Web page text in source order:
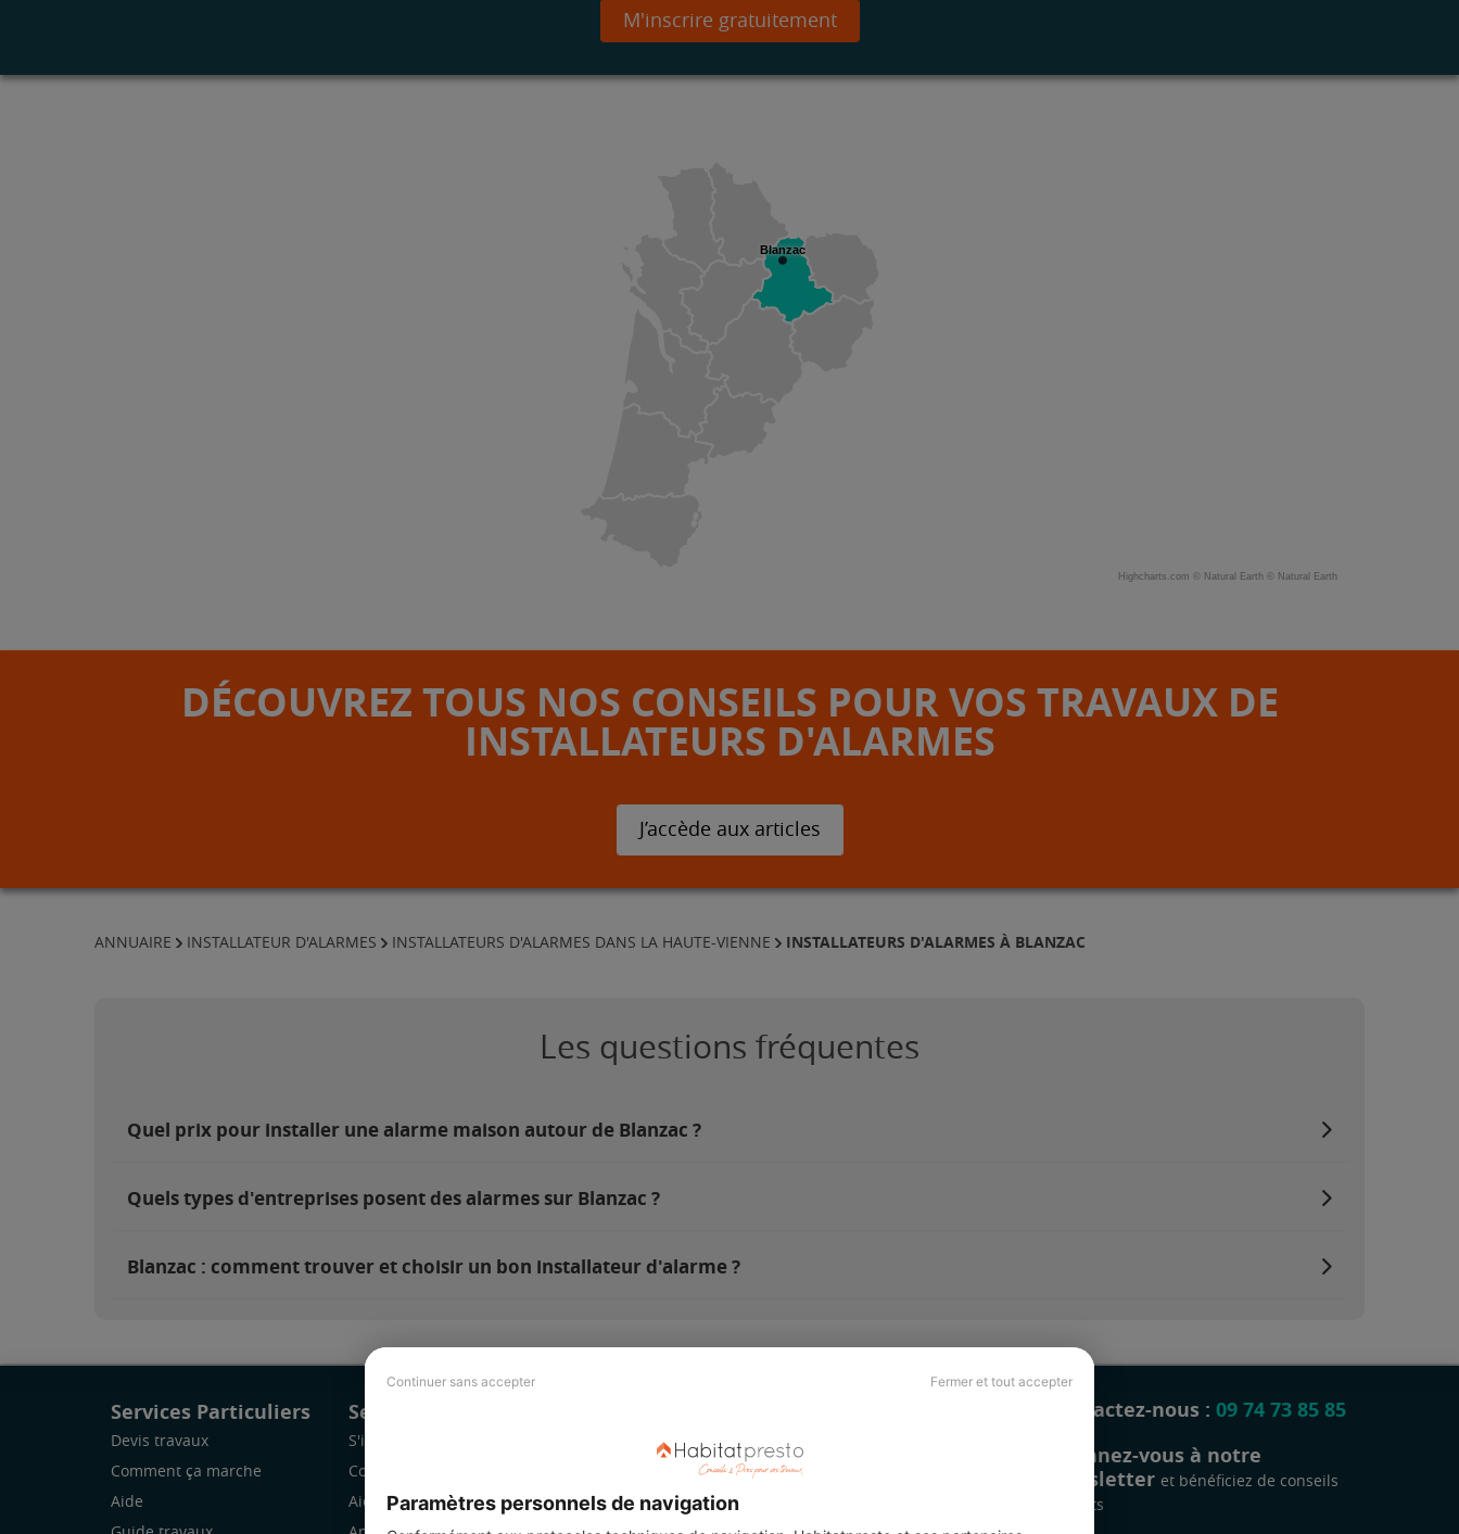
Continuer sans accepter Fermer et tout accepter
Paramètres personnels de navigation
M'inscrire gratuitement
Blanzac
Highcharts.com © Natural Earth © Natural Earth
DÉCOUVREZ TOUS NOS CONSEILS POUR VOS TRAVAUX DE
INSTALLATEURS D'ALARMES
J’accède aux articles
ANNUAIRE INSTALLATEUR D'ALARMES INSTALLATEURS D'ALARMES DANS LA HAUTE-VIENNE INSTALLATEURS D'ALARMES À BLANZAC
Les questions fréquentes
Quel prix pour installer une alarme maison autour de Blanzac ?
Quels types d'entreprises posent des alarmes sur Blanzac ?
Blanzac : comment trouver et choisir un bon installateur d'alarme ?
Services Particuliers
Devis travaux
Comment ça marche
Aide
Services Pro
S'inscrire
Comment ça marche
Aide
Revue de presse
Contactez-nous : 09 74 73 85 85
Abonnez-vous à notre
newsletter et bénéficiez de conseils
gratuits